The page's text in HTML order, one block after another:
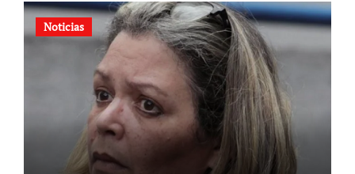
Noticias